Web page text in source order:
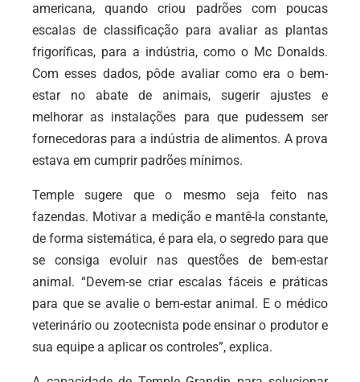
americana, quando criou padrões com poucas
escalas de classificação para avaliar as plantas
frigoríficas, para a indústria, como o Mc Donalds.
Com esses dados, pôde avaliar como era o bem-
estar no abate de animais, sugerir ajustes e
melhorar as instalações para que pudessem ser
fornecedoras para a indústria de alimentos. A prova
estava em cumprir padrões mínimos.
Temple sugere que o mesmo seja feito nas
fazendas. Motivar a medição e mantê-la constante,
de forma sistemática, é para ela, o segredo para que
se consiga evoluir nas questões de bem-estar
animal. “Devem-se criar escalas fáceis e práticas
para que se avalie o bem-estar animal. E o médico
veterinário ou zootecnista pode ensinar o produtor e
sua equipe a aplicar os controles”, explica.